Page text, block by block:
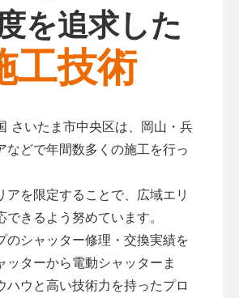
を追求した
工技術
さいたま市中央区は、岡山・兵
などで年間数多くの施工を行っ
アを限定することで、広域エリ
できるよう努めています。
のシャッター修理・交換実績を
ッターから電動シャッターま
ハウと高い技術力を持ったプロ